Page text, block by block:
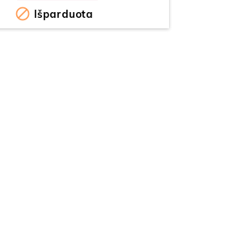
 Išparduota